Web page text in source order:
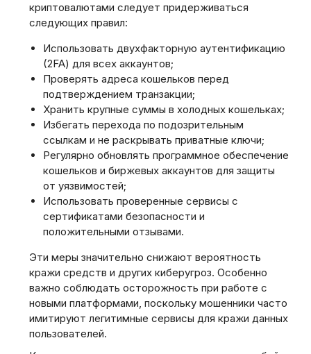
криптовалютами следует придерживаться
следующих правил:
Использовать двухфакторную аутентификацию
(2FA) для всех аккаунтов;
Проверять адреса кошельков перед
подтверждением транзакции;
Хранить крупные суммы в холодных кошельках;
Избегать перехода по подозрительным
ссылкам и не раскрывать приватные ключи;
Регулярно обновлять программное обеспечение
кошельков и биржевых аккаунтов для защиты
от уязвимостей;
Использовать проверенные сервисы с
сертификатами безопасности и
положительными отзывами.
Эти меры значительно снижают вероятность
кражи средств и других киберугроз. Особенно
важно соблюдать осторожность при работе с
новыми платформами, поскольку мошенники часто
имитируют легитимные сервисы для кражи данных
пользователей.